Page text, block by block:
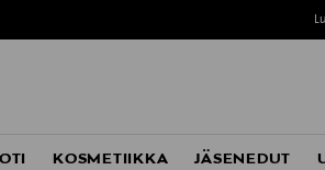
KOSMETIIKKA JÄSENEDUT